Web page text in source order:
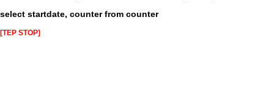
select startdate, counter from counter
[TEP STOP]